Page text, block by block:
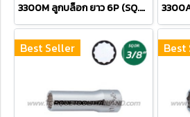
3300M ลูกบล็อก ยาว 6P (SQ.DR.3/8") Deep Sockets
Best Seller Best